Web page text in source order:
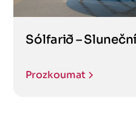
Sólfarið –
Prozkoumat